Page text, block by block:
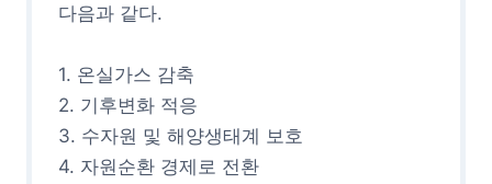
다음과 같다.
1. 온실가스 감축
2. 기후변화 적응
3. 수자원 및 해양생태계 보호
4. 자원순환 경제로 전환